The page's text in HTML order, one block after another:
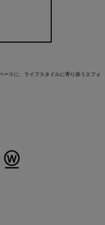
ースに、ライフスタイルに寄り添うエフォ